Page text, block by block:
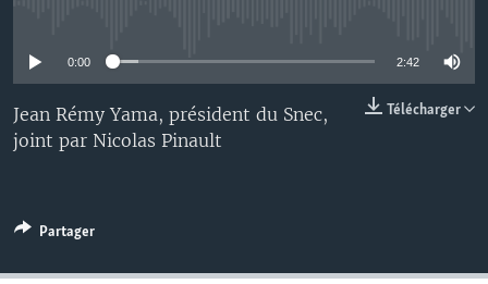
0:00 2:42
Télécharger
Jean Rémy Yama, président du Snec,
joint par Nicolas Pinault
Partager